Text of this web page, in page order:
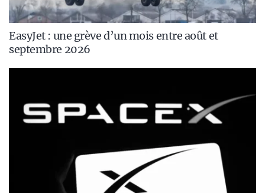
EasyJet : une grève d’un mois entre août et
septembre 2026